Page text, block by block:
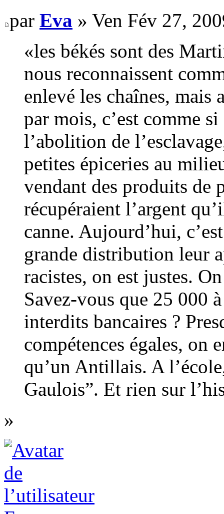
par Eva » Ven Fév 27,
«les békés sont des
nous reconnaissent
enlevé les chaînes, mais
par mois, c’est comme
l’abolition de
petites épiceries au
vendant des produits de
récupéraient l’argent
canne. Aujourd’hui,
grande distribution leur
racistes, on est justes.
Savez-vous que 25 000
interdits bancaires ?
compétences égales, on
qu’un Antillais. A
Gaulois”. Et rien sur
»